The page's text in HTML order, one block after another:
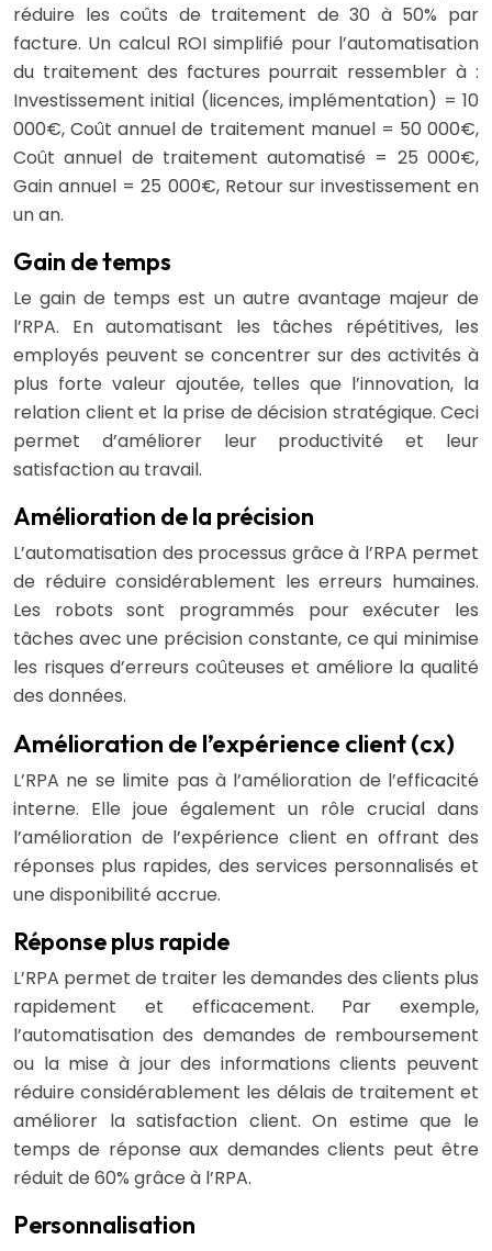
réduire les coûts de traitement de 30 à 50% par
facture. Un calcul ROI simplifié pour l’automatisation
du traitement des factures pourrait ressembler à :
Investissement initial (licences, implémentation) = 10
000€, Coût annuel de traitement manuel = 50 000€,
Coût annuel de traitement automatisé = 25 000€,
Gain annuel = 25 000€, Retour sur investissement en
un an.
Gain de temps
Le gain de temps est un autre avantage majeur de
l’RPA. En automatisant les tâches répétitives, les
employés peuvent se concentrer sur des activités à
plus forte valeur ajoutée, telles que l’innovation, la
relation client et la prise de décision stratégique. Ceci
permet d’améliorer leur productivité et leur
satisfaction au travail.
Amélioration de la précision
L’automatisation des processus grâce à l’RPA permet
de réduire considérablement les erreurs humaines.
Les robots sont programmés pour exécuter les
tâches avec une précision constante, ce qui minimise
les risques d’erreurs coûteuses et améliore la qualité
des données.
Amélioration de l’expérience client (cx)
L’RPA ne se limite pas à l’amélioration de l’efficacité
interne. Elle joue également un rôle crucial dans
l’amélioration de l’expérience client en offrant des
réponses plus rapides, des services personnalisés et
une disponibilité accrue.
Réponse plus rapide
L’RPA permet de traiter les demandes des clients plus
rapidement et efficacement. Par exemple,
l’automatisation des demandes de remboursement
ou la mise à jour des informations clients peuvent
réduire considérablement les délais de traitement et
améliorer la satisfaction client. On estime que le
temps de réponse aux demandes clients peut être
réduit de 60% grâce à l’RPA.
Personnalisation